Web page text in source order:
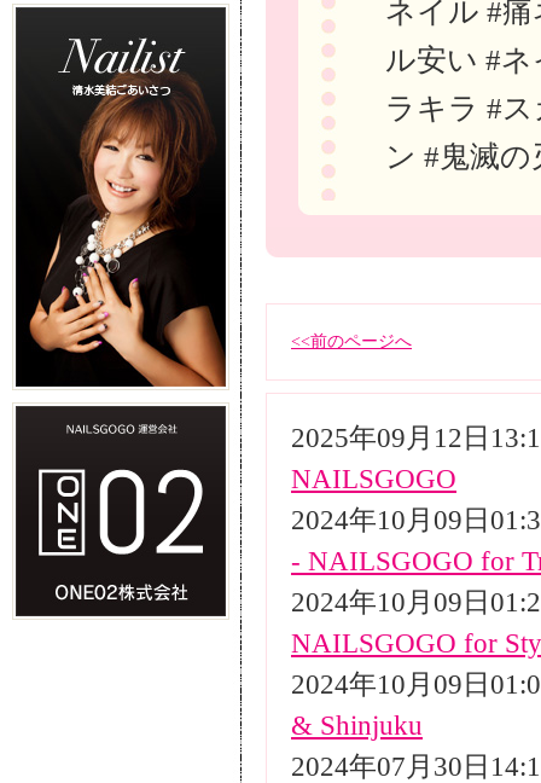
ネイル #
ル安い #
ラキラ #
ン #鬼滅の
<<前のページへ
2025年09月12日
NAILSGOGO
2024年10月09日
- NAILSGOGO for
2024年10月09日
NAILSGOGO for
2024年10月09日
& Shinjuku
2024年07月30日